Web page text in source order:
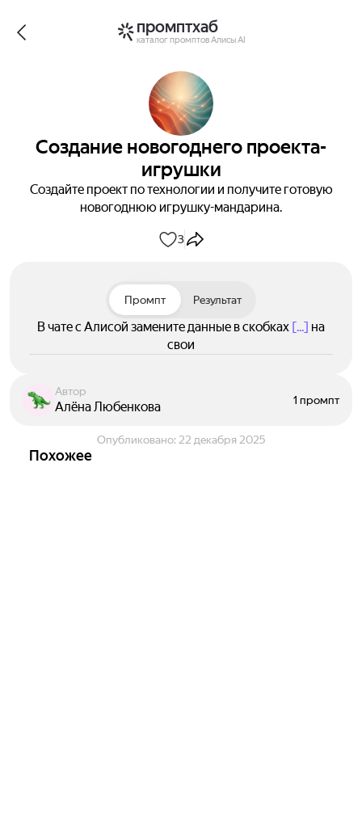
промптхаб
каталог промптов Алисы AI
Создание новогоднего проекта-
игрушки
Создайте проект по технологии и получите готовую
новогоднюю игрушку-мандарина.
3
Промпт Результат
В чате с Алисой замените данные в скобках [...] на
свои
Автор
Алёна Любенкова 1 промпт
Опубликовано: 22 декабря 2025
Похожее